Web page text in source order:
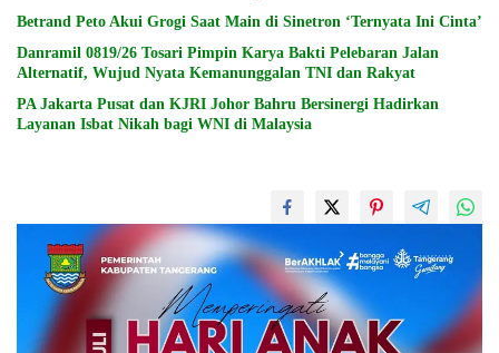
Betrand Peto Akui Grogi Saat Main di Sinetron ‘Ternyata Ini Cinta’
Danramil 0819/26 Tosari Pimpin Karya Bakti Pelebaran Jalan
Alternatif, Wujud Nyata Kemanunggalan TNI dan Rakyat
PA Jakarta Pusat dan KJRI Johor Bahru Bersinergi Hadirkan
Layanan Isbat Nikah bagi WNI di Malaysia